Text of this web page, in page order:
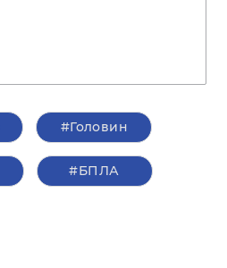
#Головин
#БПЛА